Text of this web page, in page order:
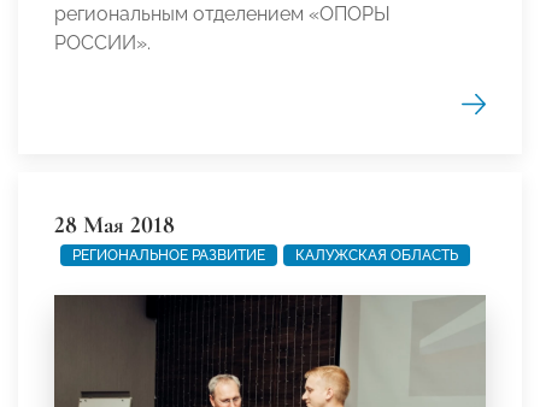
региональным отделением «ОПОРЫ
РОССИИ».
28 Мая 2018
РЕГИОНАЛЬНОЕ РАЗВИТИЕ КАЛУЖСКАЯ ОБЛАСТЬ